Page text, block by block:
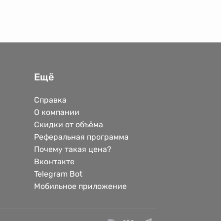
Ещё
Справка
О компании
Скидки от объёма
Реферальная программа
Почему такая цена?
Вконтакте
Telegram Bot
Мобильное приложение